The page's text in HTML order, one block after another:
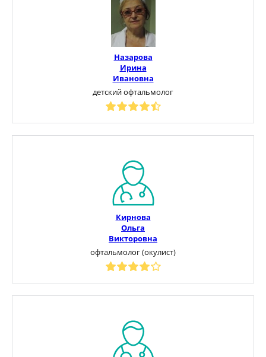
Назарова
Ирина
Ивановна
детский офтальмолог
Кирнова
Ольга
Викторовна
офтальмолог (окулист)